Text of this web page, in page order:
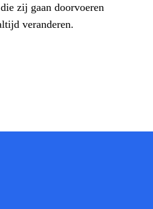
zij gaan doorvoeren
veranderen.